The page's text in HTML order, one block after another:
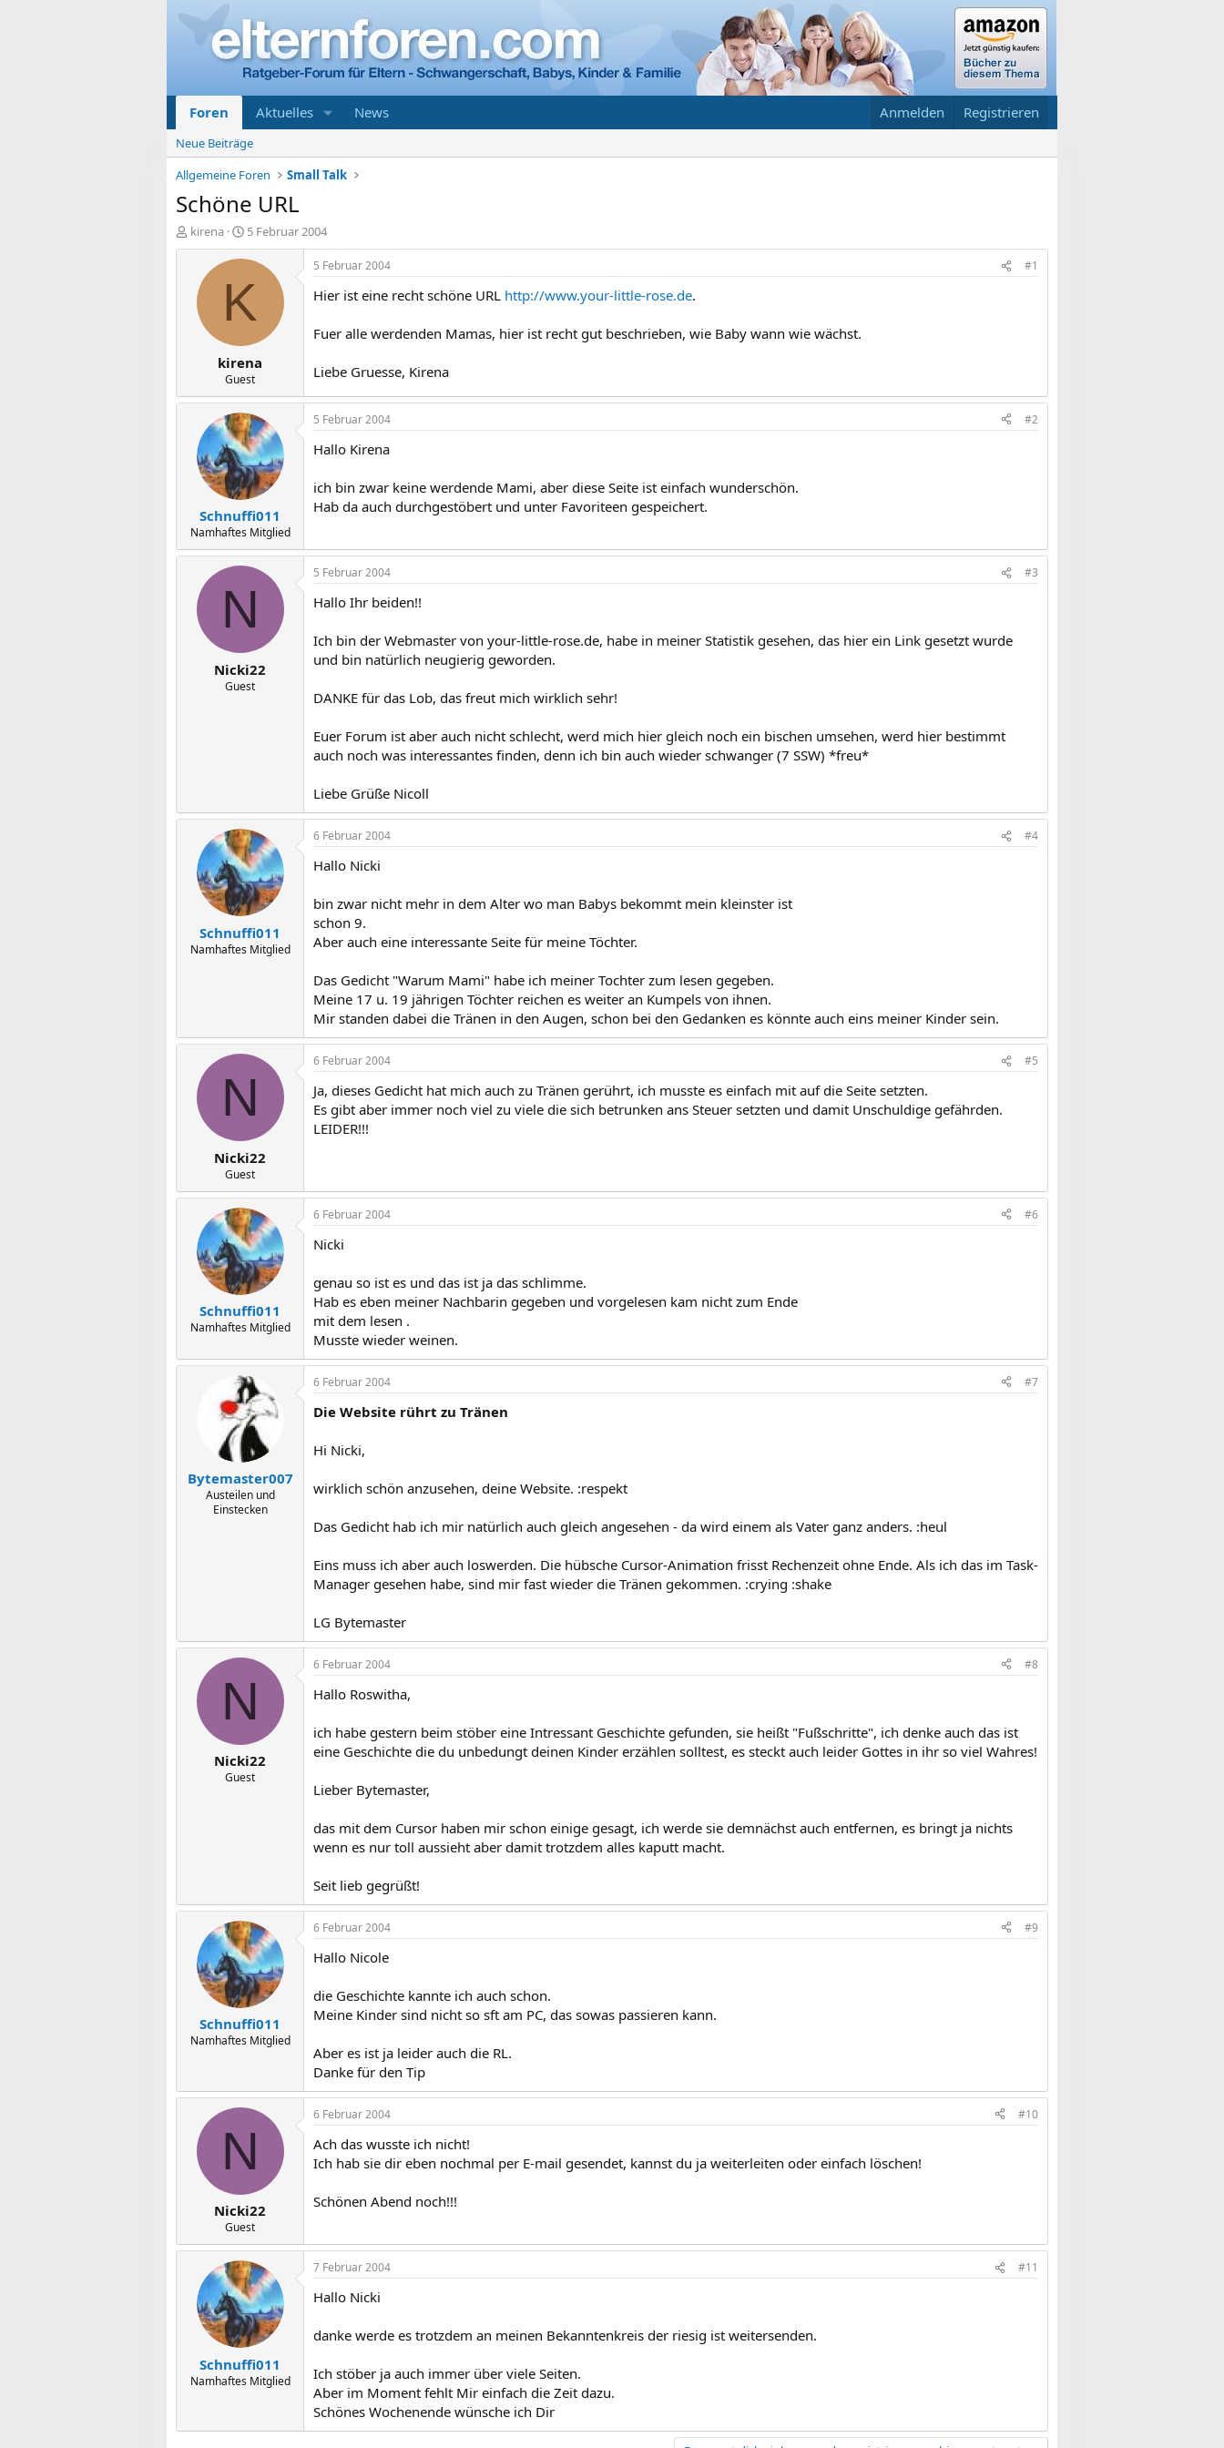
Foren Aktuelles News Anmelden Registrieren
Neue Beiträge
Allgemeine Foren
Small Talk
Schöne URL
E
r
kirena
E
r
s
e
l
t
a
m
5 Februar 2004
K
kirena
Guest
5 Februar 2004 #1
Hier ist eine recht schöne URL http://www.your-little-rose.de.
Fuer alle werdenden Mamas, hier ist recht gut beschrieben, wie Baby wann wie wächst.
Liebe Gruesse, Kirena
Schnuffi011
Namhaftes Mitglied
5 Februar 2004 #2
Hallo Kirena
ich bin zwar keine werdende Mami, aber diese Seite ist einfach wunderschön.
Hab da auch durchgestöbert und unter Favoriteen gespeichert.
N
Nicki22
Guest
5 Februar 2004 #3
Hallo Ihr beiden!!
Ich bin der Webmaster von your-little-rose.de, habe in meiner Statistik gesehen, das hier ein Link gesetzt wurde
und bin natürlich neugierig geworden.
DANKE für das Lob, das freut mich wirklich sehr!
Euer Forum ist aber auch nicht schlecht, werd mich hier gleich noch ein bischen umsehen, werd hier bestimmt
auch noch was interessantes finden, denn ich bin auch wieder schwanger (7 SSW) *freu*
Liebe Grüße Nicoll
Schnuffi011
Namhaftes Mitglied
6 Februar 2004 #4
Hallo Nicki
bin zwar nicht mehr in dem Alter wo man Babys bekommt mein kleinster ist
schon 9.
Aber auch eine interessante Seite für meine Töchter.
Das Gedicht "Warum Mami" habe ich meiner Tochter zum lesen gegeben.
Meine 17 u. 19 jährigen Töchter reichen es weiter an Kumpels von ihnen.
Mir standen dabei die Tränen in den Augen, schon bei den Gedanken es könnte auch eins meiner Kinder sein.
N
Nicki22
Guest
6 Februar 2004 #5
Ja, dieses Gedicht hat mich auch zu Tränen gerührt, ich musste es einfach mit auf die Seite setzten.
Es gibt aber immer noch viel zu viele die sich betrunken ans Steuer setzten und damit Unschuldige gefährden.
LEIDER!!!
Schnuffi011
Namhaftes Mitglied
6 Februar 2004 #6
Nicki
genau so ist es und das ist ja das schlimme.
Hab es eben meiner Nachbarin gegeben und vorgelesen kam nicht zum Ende
mit dem lesen .
Musste wieder weinen.
Bytemaster007
Austeilen und
Einstecken
6 Februar 2004 #7
Die Website rührt zu Tränen
Hi Nicki,
wirklich schön anzusehen, deine Website. :respekt
Das Gedicht hab ich mir natürlich auch gleich angesehen - da wird einem als Vater ganz anders. :heul
Eins muss ich aber auch loswerden. Die hübsche Cursor-Animation frisst Rechenzeit ohne Ende. Als ich das im Task-
Manager gesehen habe, sind mir fast wieder die Tränen gekommen. :crying :shake
LG Bytemaster
N
Nicki22
Guest
6 Februar 2004 #8
Hallo Roswitha,
ich habe gestern beim stöber eine Intressant Geschichte gefunden, sie heißt "Fußschritte", ich denke auch das ist
eine Geschichte die du unbedungt deinen Kinder erzählen solltest, es steckt auch leider Gottes in ihr so viel Wahres!
Lieber Bytemaster,
das mit dem Cursor haben mir schon einige gesagt, ich werde sie demnächst auch entfernen, es bringt ja nichts
wenn es nur toll aussieht aber damit trotzdem alles kaputt macht.
Seit lieb gegrüßt!
Schnuffi011
Namhaftes Mitglied
6 Februar 2004 #9
Hallo Nicole
die Geschichte kannte ich auch schon.
Meine Kinder sind nicht so sft am PC, das sowas passieren kann.
Aber es ist ja leider auch die RL.
Danke für den Tip
N
Nicki22
Guest
6 Februar 2004 #10
Ach das wusste ich nicht!
Ich hab sie dir eben nochmal per E-mail gesendet, kannst du ja weiterleiten oder einfach löschen!
Schönen Abend noch!!!
Schnuffi011
Namhaftes Mitglied
7 Februar 2004 #11
Hallo Nicki
danke werde es trotzdem an meinen Bekanntenkreis der riesig ist weitersenden.
Ich stöber ja auch immer über viele Seiten.
Aber im Moment fehlt Mir einfach die Zeit dazu.
Schönes Wochenende wünsche ich Dir